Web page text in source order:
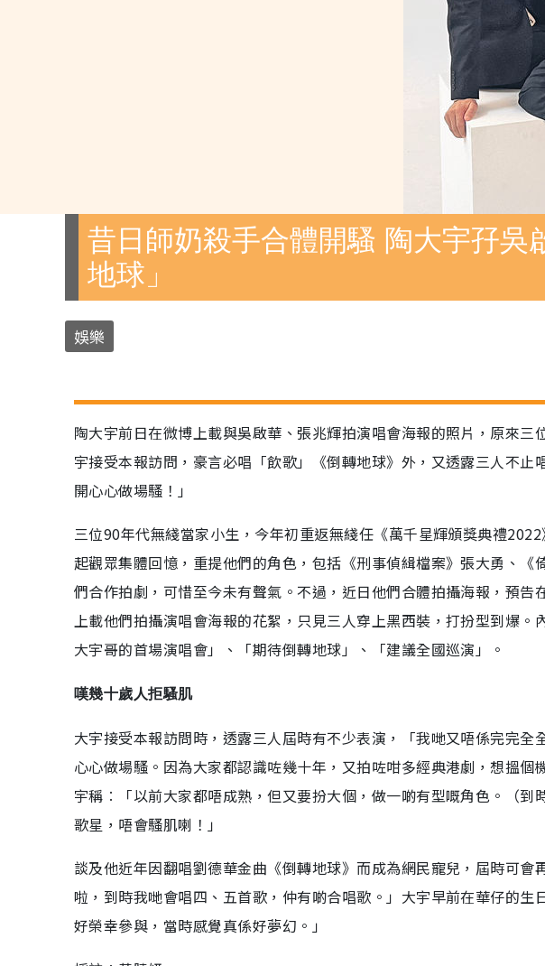
昔日師奶殺手合體開騷 陶大宇孖吳
地球」
娛樂
陶大宇前日在微博上載與吳啟華、張兆輝拍演唱會海報的照片，原來
宇接受本報訪問，豪言必唱「飲歌」《倒轉地球》外，又透露三人不
開心心做場騷！」
三位90年代無綫當家小生，今年初重返無綫任《萬千星輝頒獎典禮
起觀眾集體回憶，重提他們的角色，包括《刑事偵緝檔案》張大勇、
們合作拍劇，可惜至今未有聲氣。不過，近日他們合體拍攝海報，預
上載他們拍攝演唱會海報的花絮，只見三人穿上黑西裝，打扮型到爆
大宇哥的首場演唱會」、「期待倒轉地球」、「建議全國巡演」。
嘆幾十歲人拒騷肌
大宇接受本報訪問時，透露三人屆時有不少表演，「我哋又唔係完完
心心做場騷。因為大家都認識咗幾十年，又拍咗咁多經典港劇，想搵
宇稱︰「以前大家都唔成熟，但又要扮大個，做一啲有型嘅角色。（
歌星，唔會騷肌喇！」
談及他近年因翻唱劉德華金曲《倒轉地球》而成為網民寵兒，屆時可
啦，到時我哋會唱四、五首歌，仲有啲合唱歌。」大宇早前在華仔的
好榮幸參與，當時感覺真係好夢幻。」